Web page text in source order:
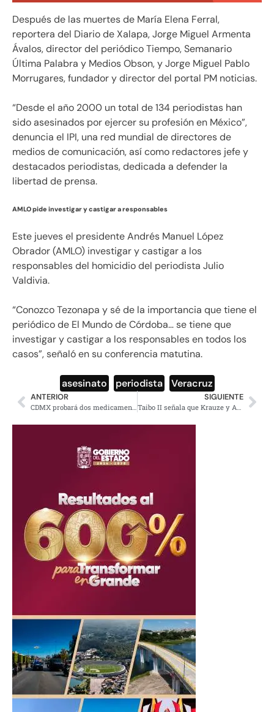
Después de las muertes de María Elena Ferral,
reportera del Diario de Xalapa, Jorge Miguel Armenta
Ávalos, director del periódico Tiempo, Semanario
Última Palabra y Medios Obson, y Jorge Miguel Pablo
Morrugares, fundador y director del portal PM noticias.
“Desde el año 2000 un total de 134 periodistas han
sido asesinados por ejercer su profesión en México”,
denuncia el IPI, una red mundial de directores de
medios de comunicación, así como redactores jefe y
destacados periodistas, dedicada a defender la
libertad de prensa.
AMLO pide investigar y castigar a responsables
Este jueves el presidente Andrés Manuel López
Obrador (AMLO) investigar y castigar a los
responsables del homicidio del periodista Julio
Valdivia.
“Conozco Tezonapa y sé de la importancia que tiene el
periódico de El Mundo de Córdoba… se tiene que
investigar y castigar a los responsables en todos los
casos”, señaló en su conferencia matutina.
asesinato periodista Veracruz
ANTERIOR
CDMX probará dos medicamentos contra Covid-19
SIGUIENTE
Taibo II señala que Krauze y Aguilar Camín “eran más que privilegiados”